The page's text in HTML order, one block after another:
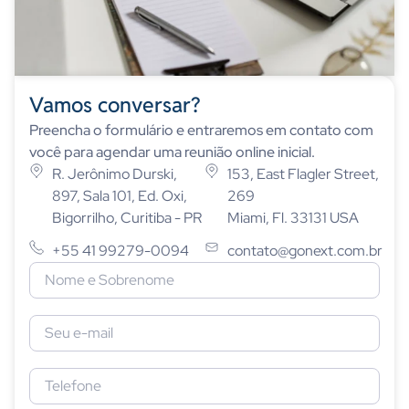
Vamos conversar?
Preencha o formulário e entraremos em contato com
você para agendar uma reunião online inicial.
R. Jerônimo Durski,
897, Sala 101, Ed. Oxi,
Bigorrilho, Curitiba - PR
+55 41 99279-0094
153, East Flagler Street,
269
Miami, Fl. 33131 USA
contato@gonext.com.br